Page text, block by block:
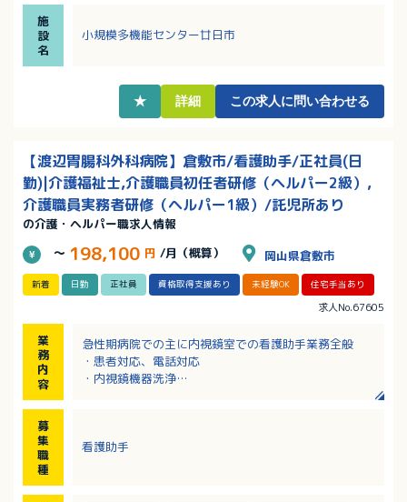
・職員の働きやすさを重視されており、勤務時間や希
望休の相談など柔軟にご対応いただけます
施
設
名
小規模多機能センター廿日市
★ 詳細 この求人に問い合わせる
【渡辺胃腸科外科病院】倉敷市/看護助手/正社員(日
勤)|介護福祉士,介護職員初任者研修（ヘルパー2級）,
介護職員実務者研修（ヘルパー1級）/託児所あり
の介護・ヘルパー職求人情報
～ 198,100 円 /月（概算） 岡山県倉敷市
新着 日勤 正社員 資格取得支援あり 未経験OK 住宅手当あり
求人No.67605
業
務
内
容
急性期病院での主に内視鏡室での看護助手業務全般
・患者対応、電話対応
・内視鏡機器洗浄
合もあります
募
集
職
種
看護助手